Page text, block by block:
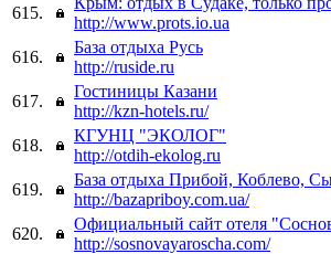
615.
http://www.prots.io.ua
616.
База отдыха Русь
http://ruside.ru
617.
Гостиницы Казани
http://kzn-hotels.ru/
618.
КГУНЦ "ЭКОЛОГ"
http://otdih-ekolog.ru
619.
База отдыха Прибой, Коблево,
http://bazapriboy.com.ua/
620.
Официальный сайт отеля
http://sosnovayaroscha.com/